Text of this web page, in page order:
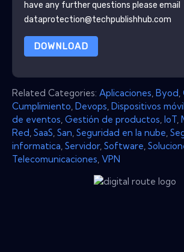
have any further questions please email
dataprotection@techpublishhub.com
DOWNLOAD
Related Categories: Aplicaciones Byod
Cumplimiento Devops Dispositivos
de eventos Gestión de productos IoT
Red SaaS San Seguridad en la nube
informatica Servidor, Software
Telecomunicaciones VPN